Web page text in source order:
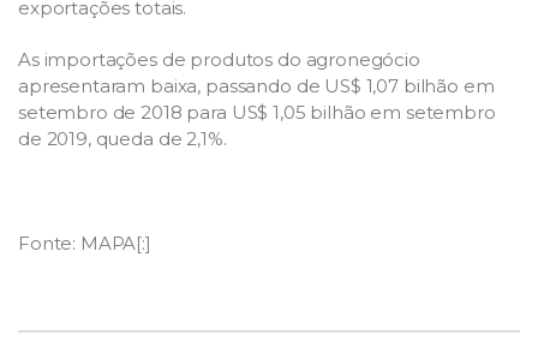
exportações totais.
As importações de produtos do agronegócio
apresentaram baixa, passando de US$ 1,07 bilhão em
setembro de 2018 para US$ 1,05 bilhão em setembro
de 2019, queda de 2,1%.
Fonte: MAPA[:]